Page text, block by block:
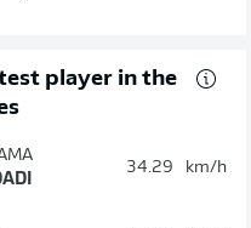
player in the
34.29 km/h